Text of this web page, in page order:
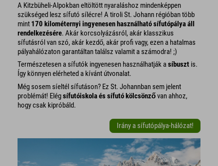
A Kitzbüheli-Alpokban eltöltött nyaraláshoz mindenképpen
szükséged lesz sífutó sílécre! A tiroli St. Johann régióban több
mint 170 kilométernyi ingyenesen használható sífutópálya áll
rendelkezésére. Akár korcsolyázásról, akár klasszikus
sífutásról van szó, akár kezdő, akár profi vagy, ezen a hatalmas
pályahálózaton garantáltan találsz valamit a számodra! ;)
Természetesen a sífutók ingyenesen használhatják asíbuszt is.
Így könnyen elérheted a kívánt útvonalat.
Még sosem síeltél sífutáson? Ez St. Johannban sem jelent
problémát! Elégsífutóiskola és sífutó kölcsönzővan ahhoz,
hogy csak kipróbáld.
Irány a sífutópálya-hálózat!